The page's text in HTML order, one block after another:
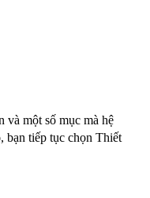
và một số mục mà hệ
bạn tiếp tục chọn Thiết